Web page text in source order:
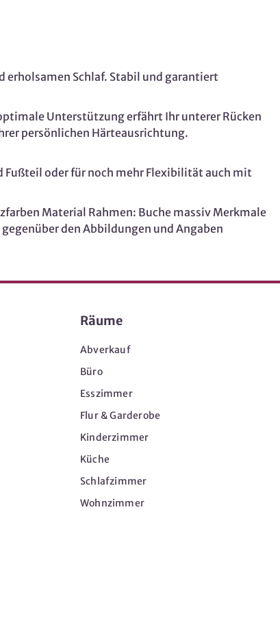
erholsamen Schlaf. Stabil und garantiert
Unterstützung erfährt Ihr unterer Rücken
persönlichen Härteausrichtung.
Fußteil oder für noch mehr Flexibilität auch mit
Material Rahmen: Buche massiv Merkmale
den Abbildungen und Angaben
Räume
Abverkauf
Büro
Esszimmer
Flur & Garderobe
Kinderzimmer
Küche
Schlafzimmer
Wohnzimmer